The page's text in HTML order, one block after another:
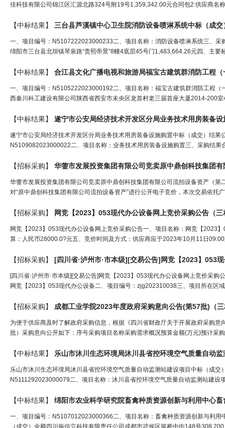
佳科技有限公司锦江区汇源北路324号附19号1,359,342.00元合同包2:供应商名
【中标结果】 三台县芦溪镇中心卫生院消防设备喷淋系统中标（成
一、项目编号：N5107222023000233二、项目名称：消防设备喷淋系统三、
绵阳市三台县北坝镇琴泉路“贵熙帝景”8幢4底层45号门1,483,664.26元四、主
【中标结果】
一、项目编号：N5105222023000192二、项目名称：福宝古建筑群消防工程
西秦川科工建设有限公司陕西省西安市未央区龙首村老三届首座大厦2014-200
【中标结果】 遂宁市公安局经济技术开发区分局业务技术用房装备
遂宁市公安局经济技术开发区分局业务技术用房装备设施购置中标（成交）结
N5109082023000022二、项目名称：业务技术用房装备设施购置三、采购结
【招标采购】 华蓥市发展投资集团有限公司竞卖原中鼎创科技集团
华蓥市发展投资集团有限公司竞卖原中鼎创科技集团有限公司流拍设备资产（
对“原中鼎创科技集团有限公司流拍设备资产”进行公开电子竞价，本次交易依托
【招标采购】 网竞【2023】053现代办公设备网上竞价采购公告（三
网竞【2023】053现代办公设备网上竞价采购公告一、项目名称：网竞【2023
算：人民币28000.0?元五、竞价时间及方式：供应商应于2023年10月11日
【招标采购】 [四川省·泸州市·市本级][交易公告]网竞【2023】053
[四川省·泸州市·市本级][交易公告]网竞【2023】053现代办公设备网上竞价采
网竞【2023】053现代办公设备二、项目编号：zjg202310038三、项目所在区
【招标采购】 成都工业学院2023年度政府采购意向公告(第57批)（
为便于供应商及时了解政府采购信息，根据《四川省财政厅关于开展政府采购
批）采购意向公开如下：序号采购项目名称采购需求概况预算金额(万元)预计采
【中标结果】 乐山市沐川生态环境局沐川县省控环境空气质量自动
乐山市沐川生态环境局沐川县省控环境空气质量自动监测站建设项目中标（成
N5111292023000079二、项目名称：沐川县省控环境空气质量自动监测站建设
【中标结果】
一、项目编号：N5107012023000366二、项目名称：畜禽种质资源创新与利
（成交）金额四川振信立科技有限责任公司成都市武侯区簇桥中街148号